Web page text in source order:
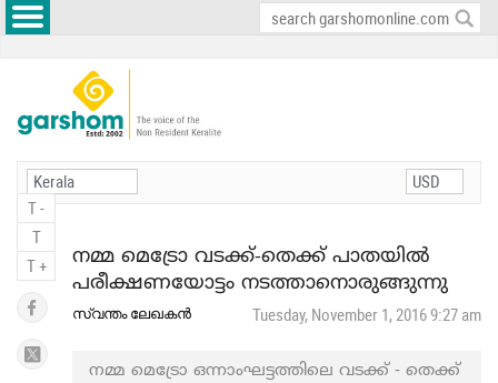
T -
T
T +
നമ്മ മെട്രോ വടക്ക്-തെക്ക് പാതയില്‍
പരീക്ഷണയോട്ടം നടത്താനൊരുങ്ങുന്നു
സ്വന്തം ലേഖകൻ Tuesday, November 1, 2016 9:27 am
നമ്മ മെട്രോ ഒന്നാംഘട്ടത്തിലെ വടക്ക് - തെക്ക്